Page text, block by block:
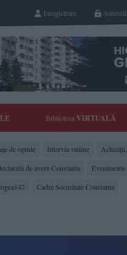
Inregistrare
BibliotecaVIRTUALĂ
de opinie Interviu online
de avere Constanta
Cadre Securitate Constanta